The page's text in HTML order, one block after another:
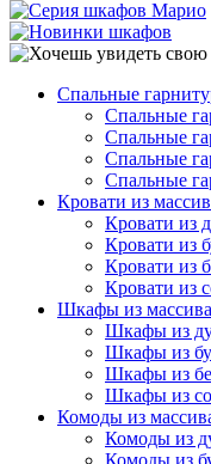
Спальные
Спальные
Спальные
Спальные
Спальные
Кровати из
Кровати из
Кровати из
Кровати из
Кровати из
Шкафы из массива
Шкафы из
Шкафы из
Шкафы из
Шкафы из
Комоды из
Комоды из
Комоды из